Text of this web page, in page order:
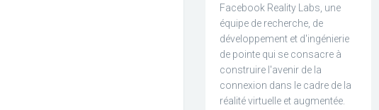
Facebook Reality Labs, une
équipe de recherche, de
développement et d'ingénierie
de pointe qui se consacre à
construire l'avenir de la
connexion dans le cadre de la
réalité virtuelle et augmentée.